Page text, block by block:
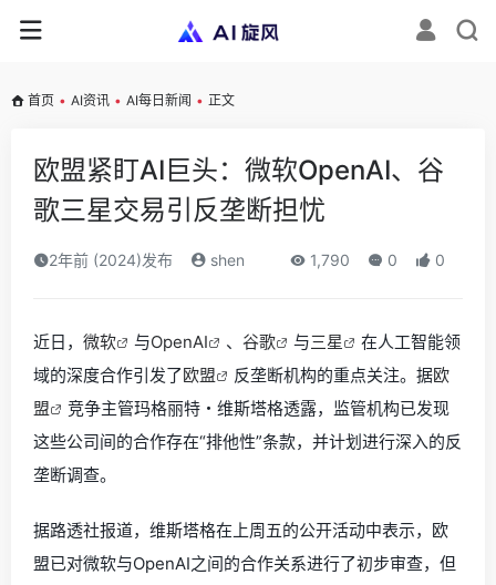
首页 • AI资讯 • AI每日新闻 • 正文
欧盟紧盯AI巨头：微软OpenAI、谷
歌三星交易引反垄断担忧
2年前 (2024)发布 shen 1,790 0 0
近日， 微软 与OpenAI 、 谷歌 与三星
在人工智能领
域的深度合作引发了欧盟 反垄断机构的重点关注。据欧
盟
竞争主管玛格丽特・维斯塔格透露，监管机构已发现
这些公司间的合作存在“排他性”条款，并计划进行深入的反
垄断调查。
据路透社报道，维斯塔格在上周五的公开活动中表示，欧
盟已对微软与OpenAI之间的合作关系进行了初步审查，但